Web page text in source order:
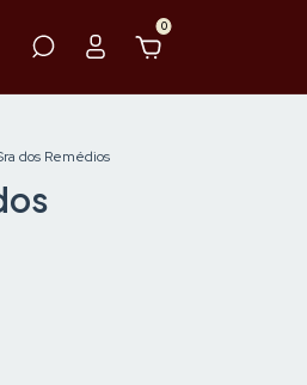
Paramentos
0
dos Remédios